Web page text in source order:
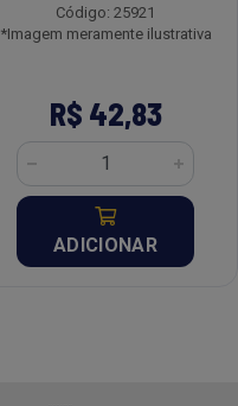
Código: 25921
*Imagem meramente ilustrativa
R$ 42,83
ADICIONAR